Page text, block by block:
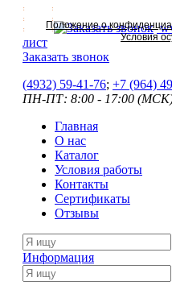
лист
Заказать звонок
(4932) 59-41-76; +7 (964)
ПН-ПТ: 8:00 - 17:00
Главная
О нас
Каталог
Условия работы
Контакты
Сертификаты
Отзывы
Информация
Положение о
Условия